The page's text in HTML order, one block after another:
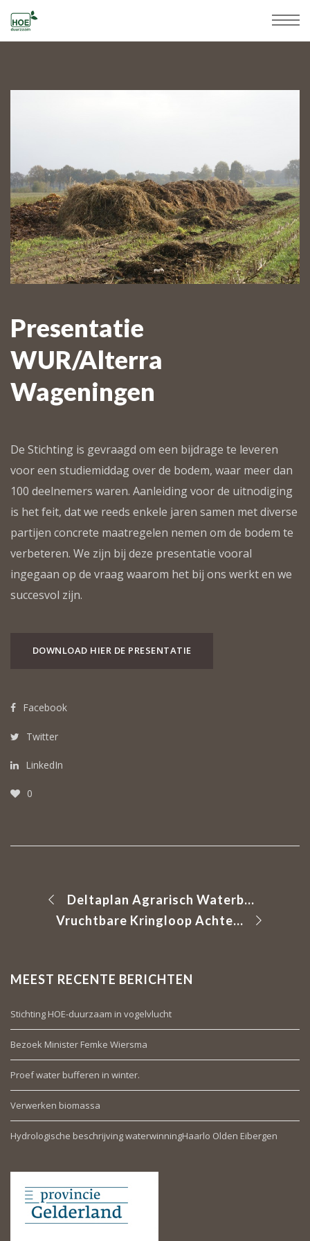
Presentatie
WUR/Alterra
Wageningen
De Stichting is gevraagd om een bijdrage te leveren
voor een studiemiddag over de bodem, waar meer dan
100 deelnemers waren. Aanleiding voor de uitnodiging
is het feit, dat we reeds enkele jaren samen met diverse
partijen concrete maatregelen nemen om de bodem te
verbeteren. We zijn bij deze presentatie vooral
ingegaan op de vraag waarom het bij ons werkt en we
succesvol zijn.
DOWNLOAD HIER DE PRESENTATIE
Facebook
Twitter
LinkedIn
0
Deltaplan Agrarisch Waterbeheer (DAW): Den Haag
Vruchtbare Kringloop Achterhoek en Liemers
MEEST RECENTE BERICHTEN
Stichting HOE-duurzaam in vogelvlucht
Bezoek Minister Femke Wiersma
Proef water bufferen in winter.
Verwerken biomassa
Hydrologische beschrijving waterwinningHaarlo Olden Eibergen